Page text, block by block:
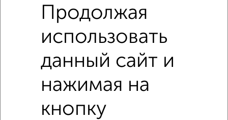
Похожие предложения рядом
Комнаты в 2-к квартире недалеко от Заря 3А
Продолжая
использовать
данный сайт и
нажимая на
кнопку